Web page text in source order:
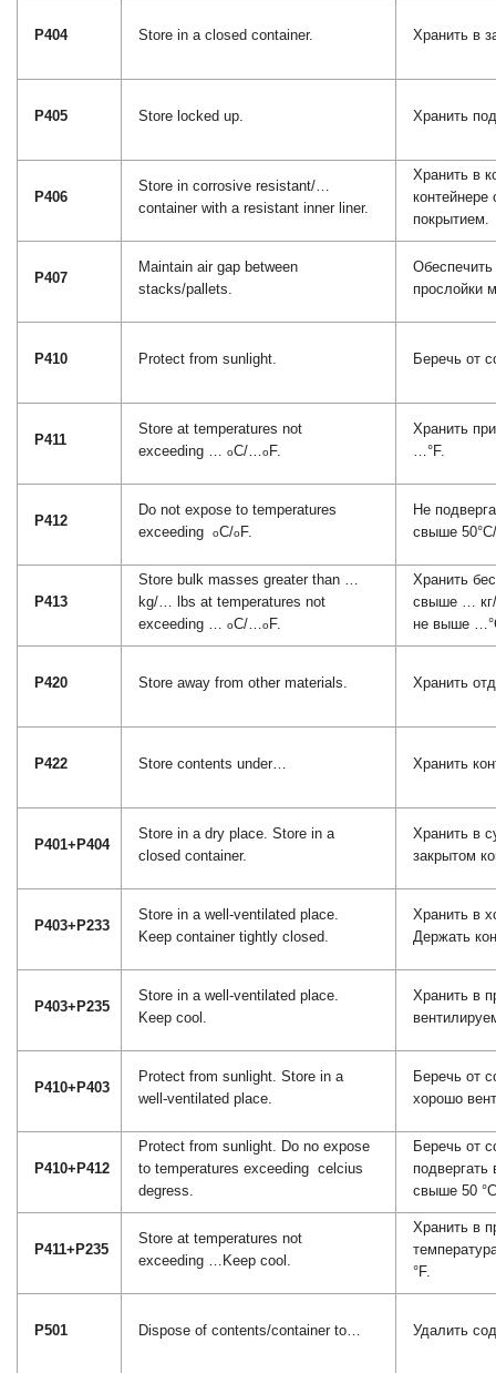
P404 Store in a closed container. Хранить в
P405 Store locked up. Хранить
P406
Store in corrosive resistant/…
container with a resistant inner liner.
Хранить в
контейнере
покрытием.
P407
Maintain air gap between
stacks/pallets.
прослойки
P410 Protect from sunlight. Беречь от
P411
Store at temperatures not
exceeding … oC/…oF.
Хранить
…°F.
P412
Do not expose to temperatures
exceeding
oC/oF.
Не
свыше
P413
Store bulk masses greater than …
kg/… lbs at temperatures not
exceeding … oC/…oF.
Хранить
свыше …
не выше
P420 Store away from other materials. Хранить
P422 Store contents under… Хранить
P401+P404
Store in a dry place. Store in a
closed container.
Хранить в
закрытом
P403+P233
Store in a well-ventilated place.
Keep container tightly closed.
Хранить в
Держать
P403+P235
Store in a well-ventilated place.
Keep cool.
Хранить в
P410+P403
Protect from sunlight. Store in a
well-ventilated place.
Беречь от
хорошо
P410+P412
Protect from sunlight. Do no expose
to temperatures exceeding celcius
degress.
Беречь от
подвергать
свыше 50
P411+P235
Store at temperatures not
exceeding …Keep cool.
Хранить в
°F.
P501 Dispose of contents/container to… Удалить